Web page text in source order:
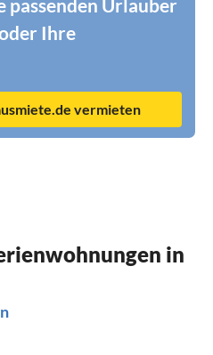
passenden Urlauber
Ihre
vermieten
in